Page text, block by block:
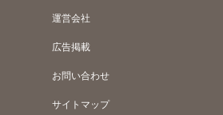
運営会社
広告掲載
お問い合わせ
サイトマップ